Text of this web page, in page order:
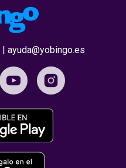
ayuda@yobingo.es